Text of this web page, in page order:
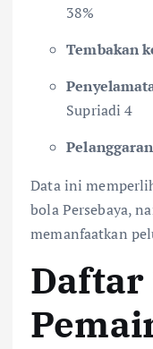
38%
Tembakan
Supriadi 4
Pelanggaran
Data ini
bola Persebaya,
memanfaatkan
Daftar